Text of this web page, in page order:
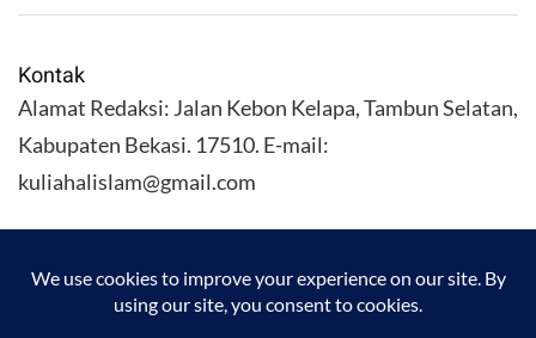
Kontak
Alamat Redaksi: Jalan Kebon Kelapa, Tambun Selatan,
Kabupaten Bekasi. 17510. E-mail:
kuliahalislam@gmail.com